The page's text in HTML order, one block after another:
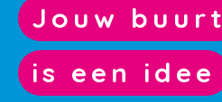
Jouw buurt
is een idee